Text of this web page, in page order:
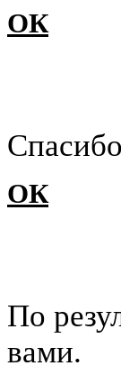
ОК
ОК
По
вами.